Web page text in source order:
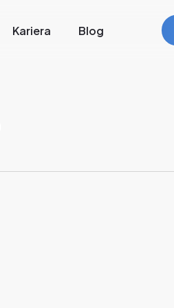
Kariera Blog